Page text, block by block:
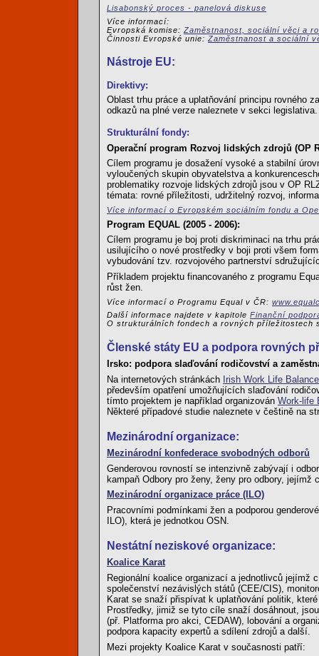
Lisabonský proces - panelová diskuse
Více informací:
Evropská komise: Zaměstnanost, sociální věci a
Činnosti Evropské unie: Zaměstnanost a sociální
Nástroje EU:
Direktivy:
Oblast trhu práce a uplatňování principu rovného
odkazů na plné verze naleznete v sekci legislativa.
Strukturální fondy:
Operační program Rozvoj lidských zdrojů (OP
Cílem programu je dosažení vysoké a stabilní
vyloučených skupin obyvatelstva a
problematiky rozvoje lidských zdrojů jsou v OP
témata: rovné příležitosti, udržitelný rozvoj,
Více informací o Evropském sociálním fondu a
Program EQUAL (2005 - 2006):
Cílem programu je boj proti diskriminaci na trhu
usilujícího o nové prostředky v boji proti všem
vybudování tzv. rozvojového partnerství
Příkladem projektu financovaného z programu
růst žen.
Více informací o Programu Equal v ČR:
Další informace najdete v kapitole Finanční
O strukturálních fondech a rovných
Členské státy EU a podpora rovných
Irsko: podpora slaďování rodičovství a
Na internetových stránkách Irish Work Life Balance
především opatření umožňujících slaďování
tímto projektem je například organizován Work-life
Některé případové studie naleznete v češtině na
Mezinárodní organizace:
Mezinárodní konfederace svobodných odborů
Genderovou rovností se intenzivně zabývají i
kampaň Odbory pro ženy, ženy pro odbory,
Mezinárodní organizace práce (ILO)
Pracovními podmínkami žen a podporou
ILO), která je jednotkou OSN.
Nestátní neziskové organizace:
Koalice Karat
Regionální koalice organizací a jednotlivců jejímž
společenství nezávislých států (CEE/CIS),
Karat se snaží přispívat k uplatňování politik,
Prostředky, jimiž se tyto cíle snaží dosáhnout,
(př. Platforma pro akci, CEDAW), lobování a
podpora kapacity expertů a sdílení zdrojů a další.
Mezi projekty Koalice Karat v současnosti patří: